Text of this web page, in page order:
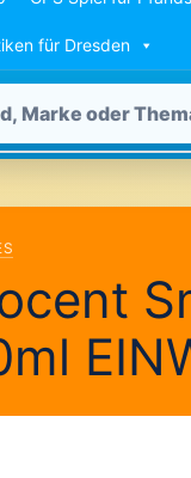
für Dresden